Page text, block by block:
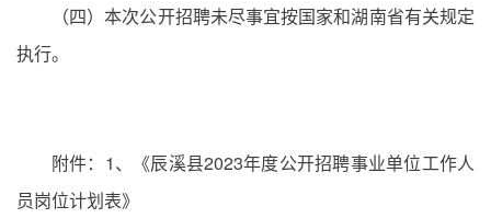
（四）本次公开招聘未尽事宜按国家和湖南省有关规定
执行。
附件：1、《辰溪县2023年度公开招聘事业单位工作人
员岗位计划表》